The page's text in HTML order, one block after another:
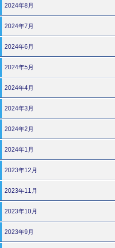
2024年8月
2024年7月
2024年6月
2024年5月
2024年4月
2024年3月
2024年2月
2024年1月
2023年12月
2023年11月
2023年10月
2023年9月